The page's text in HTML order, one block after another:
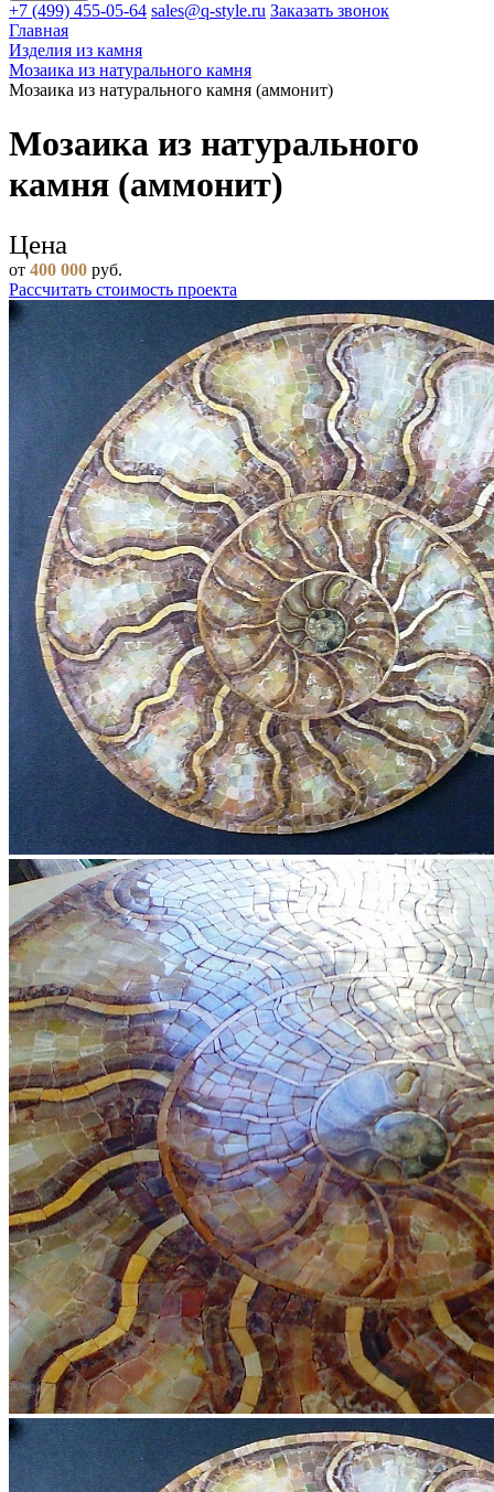
+7 (499) 455-05-64 sales@q-style.ru Заказать звонок
Главная
Изделия из камня
Мозаика из натурального камня
Мозаика из натурального камня (аммонит)
Мозаика из натурального
камня (аммонит)
Цена
от 400 000 руб.
Рассчитать стоимость проекта